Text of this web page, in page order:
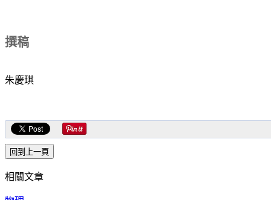
撰稿
朱慶琪
相關文章